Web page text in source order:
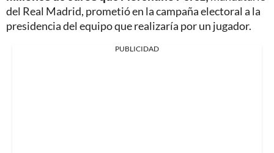
del Real Madrid, prometió en la campaña electoral a la
presidencia del equipo que realizaría por un jugador.
PUBLICIDAD